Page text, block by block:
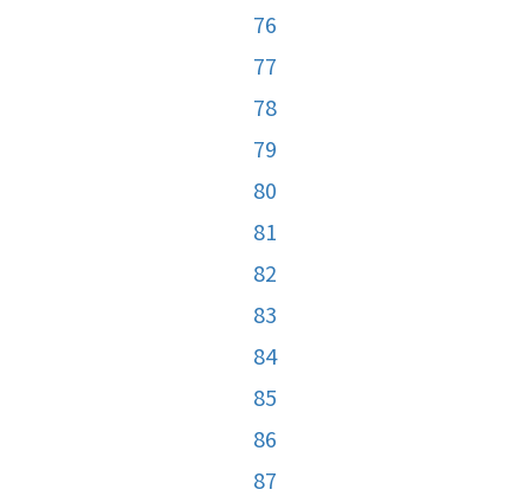
76
77
78
79
80
81
82
83
84
85
86
87